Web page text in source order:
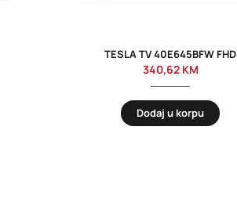
TESLA TV 40E645BFW FHD
340,62 KM
Dodaj u korpu